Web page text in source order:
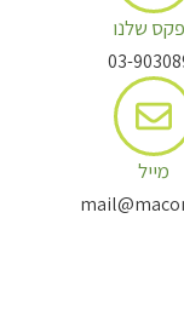
שלנו
03-
מייל